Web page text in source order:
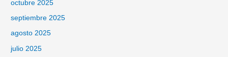
octubre 2025
septiembre 2025
agosto 2025
julio 2025